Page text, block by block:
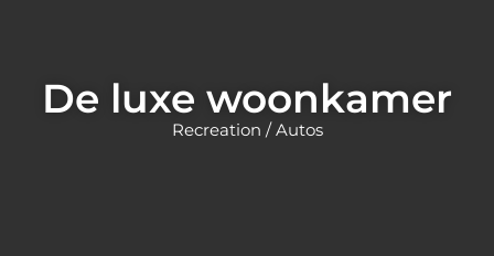
De luxe woonkamer
Recreation / Autos